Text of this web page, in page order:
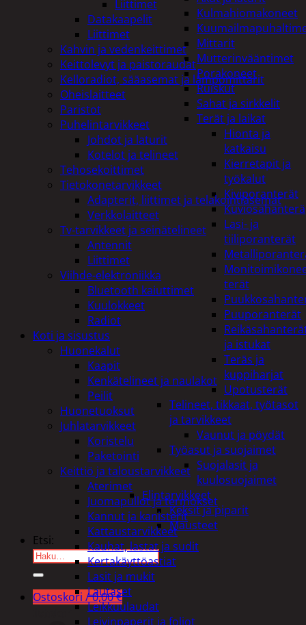
Kulmahiomakoneet
Mittarit
Mutterinvääntimet
Porakoneet
Ruiskut
Sahat ja sirkkelit
Terät ja laikat
Hionta ja
katkaisu
Kierretapit ja
työkalut
Kiviporanterät
Kuviosahanterä
Lasi- ja
tiiliporanterät
terät
Puuporanterät
ja istukat
Teräs ja
kuppiharjat
Upotusterät
Telineet, tikkaat, työtasot
ja tarvikkeet
Vaunut ja pöydät
Työasut ja suojaimet
Suojalasit ja
kuulosuojaimet
Elintarvikkeet
Keksit ja piparit
Mausteet
Etsi:
Ostoskori /0,00€
Liittimet
Datakaapelit
Liittimet
Kahvin ja vedenkeittimet
Keittolevyt ja paistoraudat
Kelloradiot, sääasemat ja lämpömittarit
Oheislaitteet
Paristot
Puhelintarvikkeet
Johdot ja laturit
Kotelot ja telineet
Tehosekoittimet
Tietokonetarvikkeet
Adapterit, liittimet ja telakointiasemat
Verkkolaitteet
Tv-tarvikkeet ja seinätelineet
Antennit
Liittimet
Viihde-elektroniikka
Bluetooth kaiuttimet
Kuulokkeet
Radiot
Koti ja sisustus
Huonekalut
Kaapit
Kenkätelineet ja naulakot
Peilit
Huonetuoksut
Juhlatarvikkeet
Koristelu
Paketointi
Keittiö ja taloustarvikkeet
Aterimet
Juomapullot ja termokset
Kannut ja kanisterit
Kattaustarvikkeet
Kauhat, lastat ja sudit
Kertakäyttöastiat
Lasit ja mukit
Lautaset
Leikkuulaudat
Leivinpaperit ja foliot